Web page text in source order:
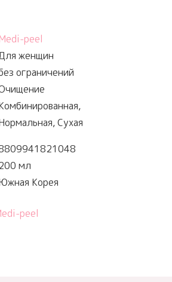
Medi-peel
женщин
ограничений
Сухая
мл
Корея
peel